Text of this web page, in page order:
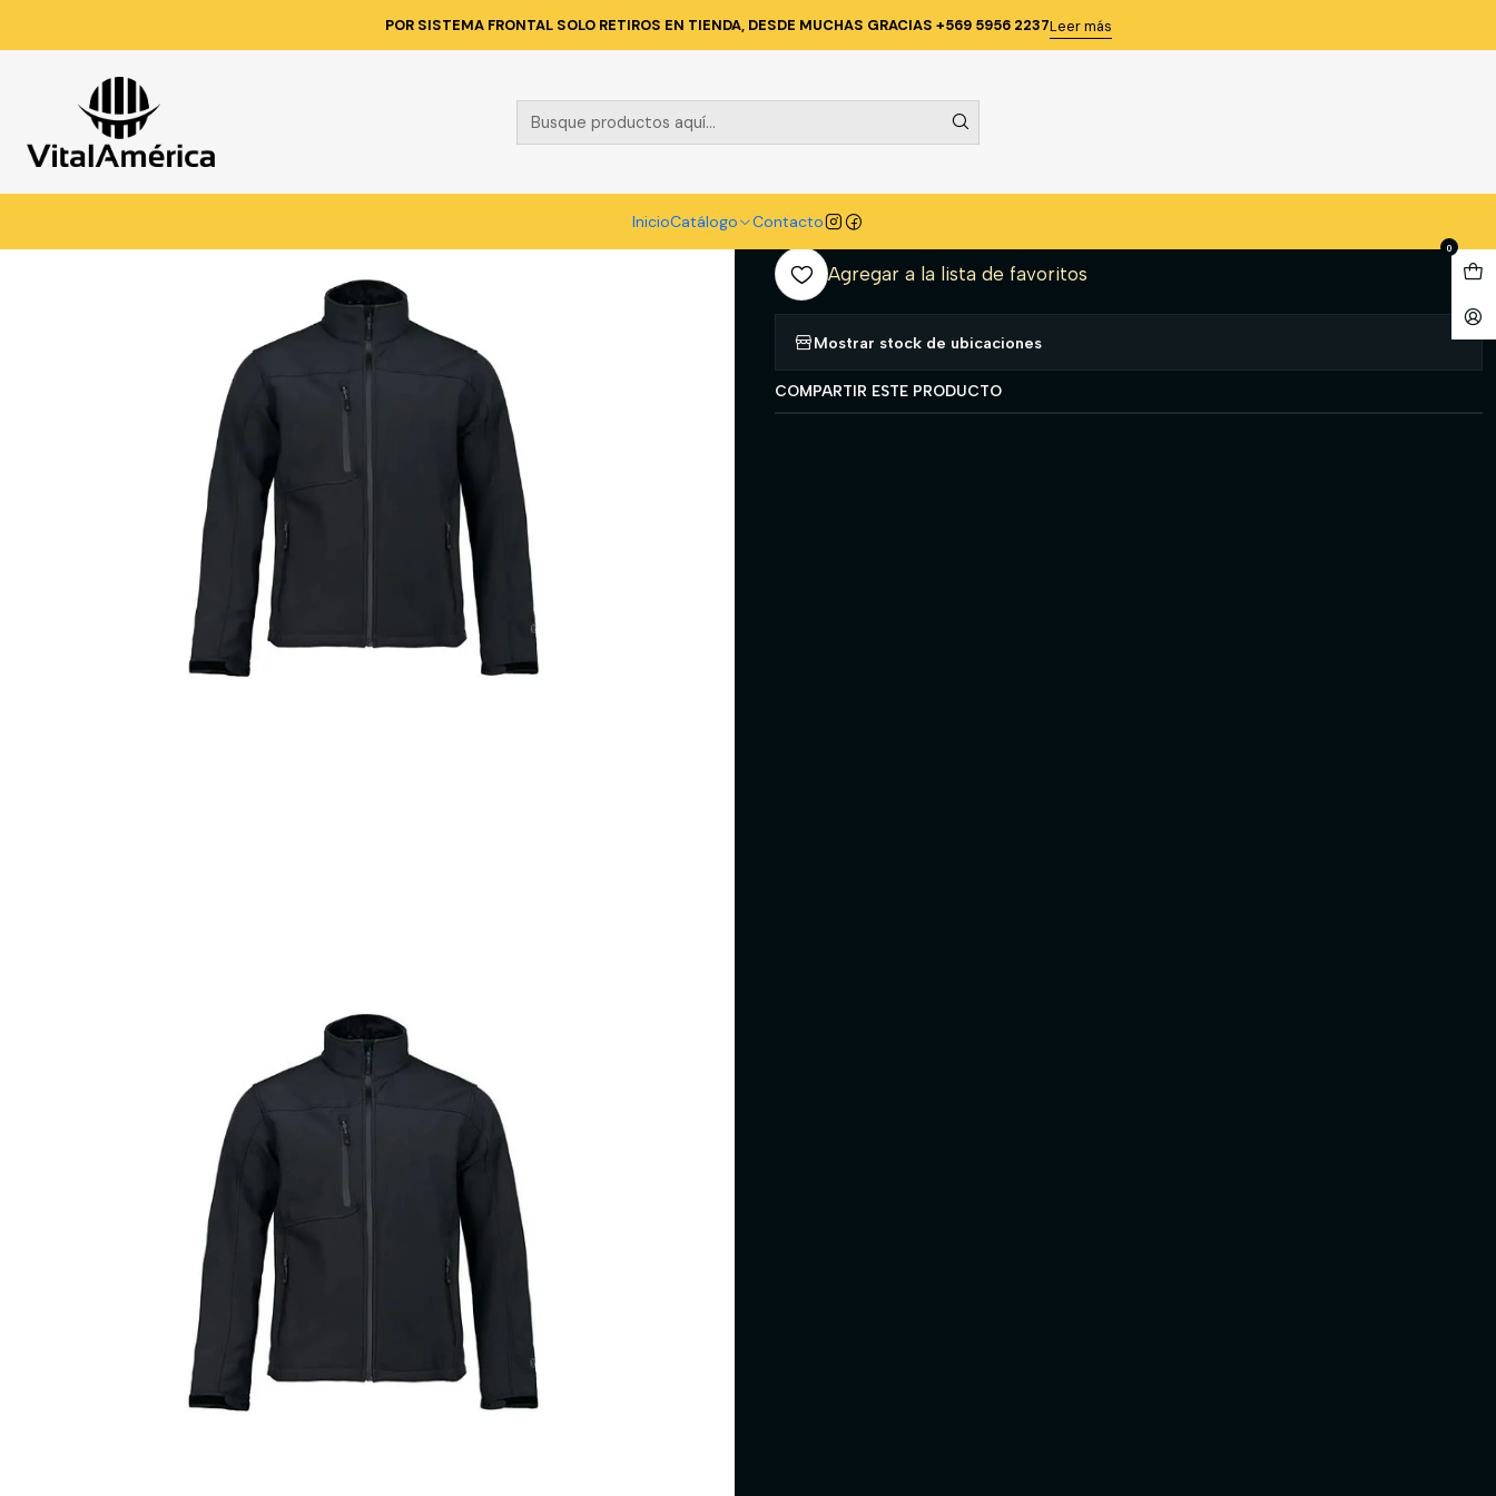
InicioCatálogo Contacto
0
POR SISTEMA FRONTAL SOLO RETIROS EN TIENDA, DESDE MUCHAS GRACIAS +569 5956 2237Leer más
Catálogo VESTIMENTA TECNICA Y CORPORATIVA PARKAS CHAQUETA SOFTSHELL BASICA HOMBRE NEGRO TS
|
CHAQUETA SOFTSHELL BASICA HOMBRE
NEGRO TS
Cantidad
Agregar a la lista de favoritos
Mostrar stock de ubicaciones
COMPARTIR ESTE PRODUCTO